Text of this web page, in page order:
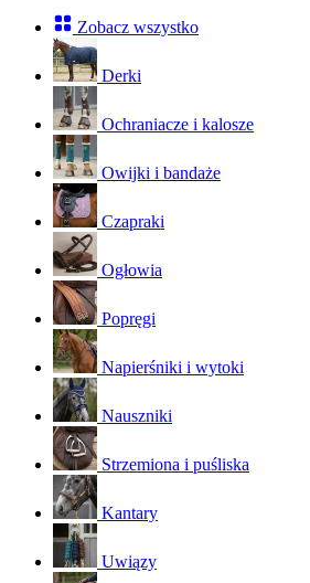
Zobacz wszystko
Derki
Ochraniacze i kalosze
Owijki i bandaże
Czapraki
Ogłowia
Popręgi
Napierśniki i wytoki
Nauszniki
Strzemiona i puśliska
Kantary
Uwiązy